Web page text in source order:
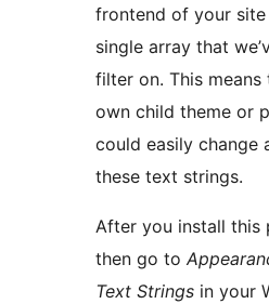
frontend of your
single array that
filter on. This
own child theme or
could easily change
these text strings.
After you install this
then go to
Text Strings in your